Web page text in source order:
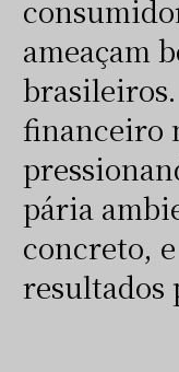
ameaçam
financeiro
pária
concreto,
resultados